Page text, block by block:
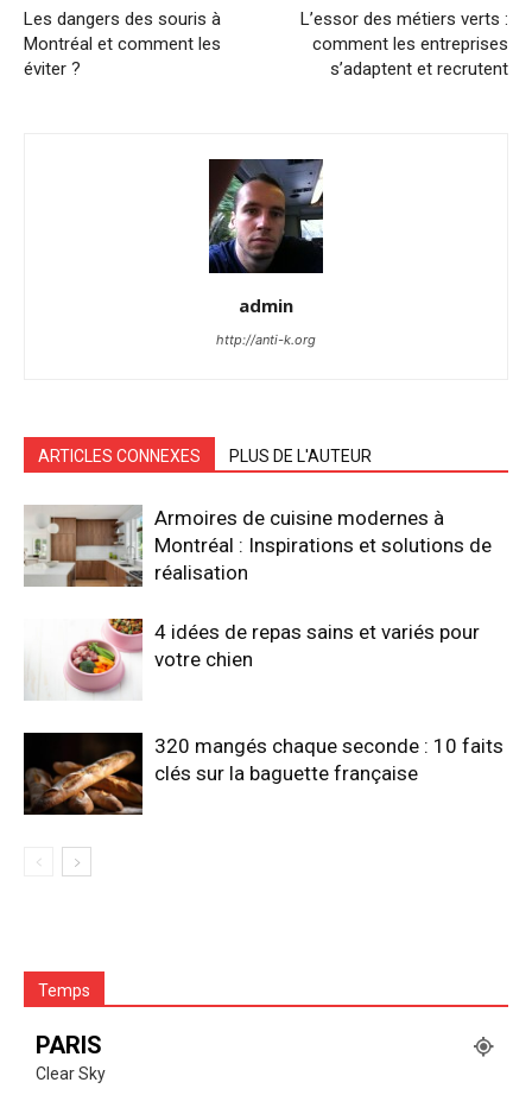
Les dangers des souris à
Montréal et comment les
éviter ?
L’essor des métiers verts :
comment les entreprises
s’adaptent et recrutent
admin
http://anti-k.org
ARTICLES CONNEXES PLUS DE L'AUTEUR
Armoires de cuisine modernes à
Montréal : Inspirations et solutions de
réalisation
4 idées de repas sains et variés pour
votre chien
320 mangés chaque seconde : 10 faits
clés sur la baguette française
Temps
PARIS
Clear Sky